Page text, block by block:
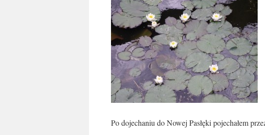
Po dojechaniu do Nowej Pasłęki pojechałem